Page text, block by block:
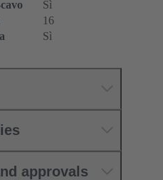
Sì
16
Sì
approvals